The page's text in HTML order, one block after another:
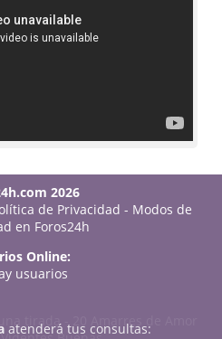
2026
de Privacidad - Modos de
en Foros24h
Online:
usuarios
tirada-
20 Amarres de Amor
atenderá tus consultas: